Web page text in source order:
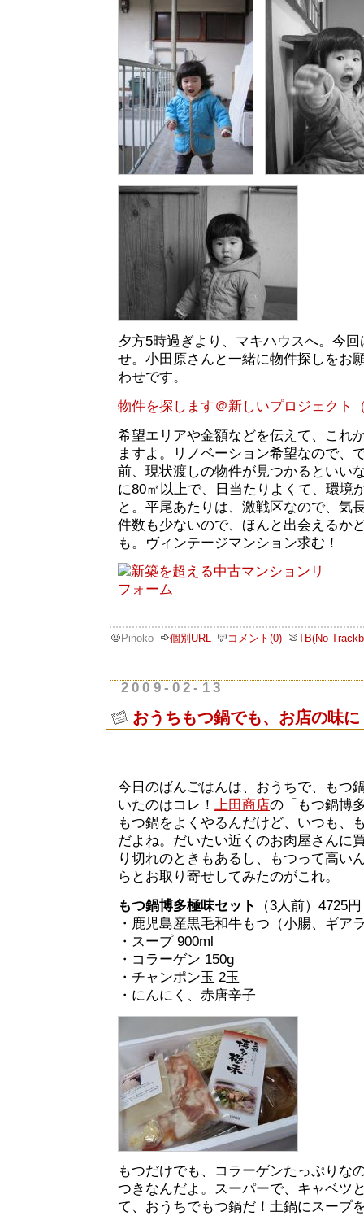
夕方5時過ぎより、マキハウスへ。今
せ。小田原さんと一緒に物件探しをお
わせです。
物件を探します＠新しいプロジェクト
希望エリアや金額などを伝えて、これ
ますよ。リノベーション希望なので、
前、現状渡しの物件が見つかるといい
に80㎡以上で、日当たりよくて、環境
と。平尾あたりは、激戦区なので、気
件数も少ないので、ほんと出会えるか
も。ヴィンテージマンション求む！
Pinoko 個別URL コメント(0) TB(No
2009-02-13
おうちもつ鍋でも、お店の味に
今日のばんごはんは、おうちで、もつ
いたのはコレ！ 上田商店の「もつ鍋博
もつ鍋をよくやるんだけど、いつも、
だよね。だいたい近くのお肉屋さんに
り切れのときもあるし、もつって高い
らとお取り寄せしてみたのがこれ。
もつ鍋博多極味セット
（3人前）4725円
・鹿児島産黒毛和牛もつ（小腸、ギア
・スープ 900ml
・コラーゲン 150g
・チャンポン玉 2玉
・にんにく、赤唐辛子
もつだけでも、コラーゲンたっぷりな
つきなんだよ。スーパーで、キャベツ
て、おうちでもつ鍋だ！土鍋にスープ